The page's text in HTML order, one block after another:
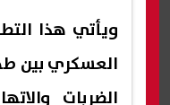
ويأتي هذا
العسكري بين
الضربات